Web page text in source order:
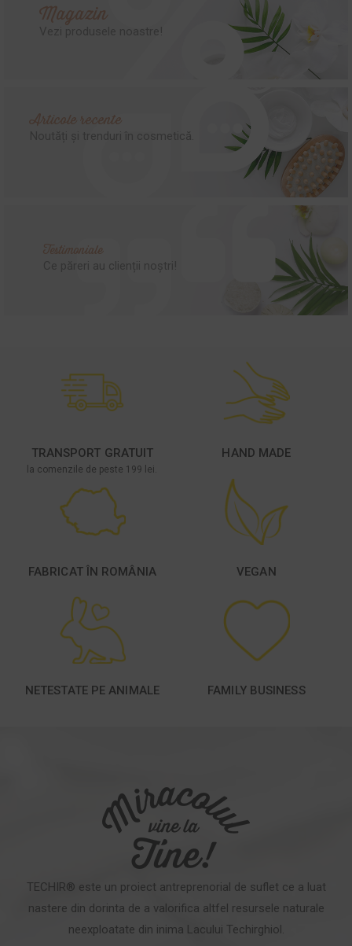
Magazin
Vezi produsele noastre!
Articole recente
Noutăți și trenduri în cosmetică.
Testimoniale
Ce păreri au clienții noștri!
TRANSPORT GRATUIT
la comenzile de peste 199 lei.
HAND MADE
FABRICAT ÎN ROMÂNIA VEGAN
NETESTATE PE ANIMALE FAMILY BUSINESS
TECHIR® este un proiect antreprenorial de suflet ce a luat
nastere din dorinta de a valorifica altfel resursele naturale
neexploatate din inima Lacului Techirghiol.